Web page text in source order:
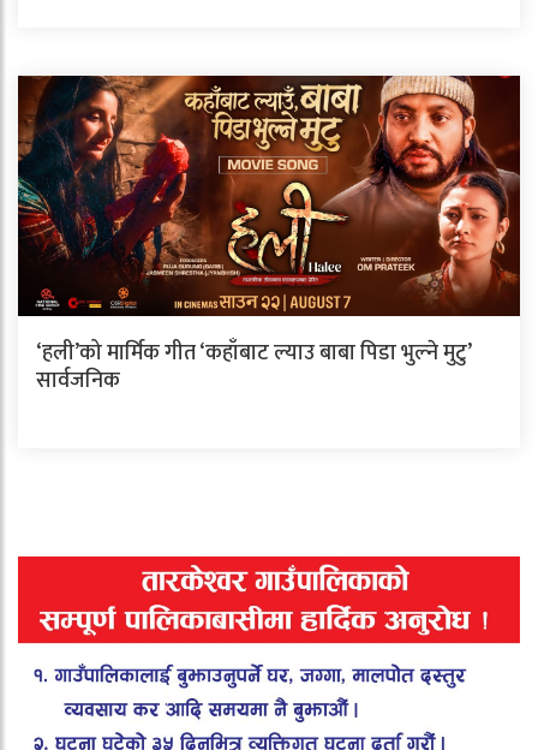
‘हली’को मार्मिक गीत ‘कहाँबाट ल्याउ बाबा पिडा भुल्ने मुटु’
सार्वजनिक